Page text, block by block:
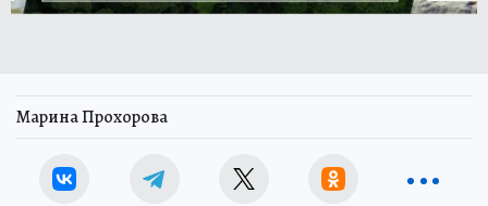
Марина Прохорова